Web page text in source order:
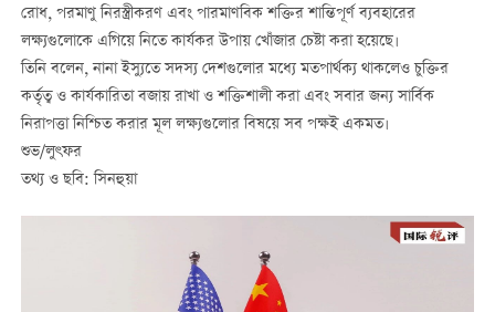
রোধ, পরমাণু নিরস্ত্রীকরণ এবং পারমাণবিক শক্তির শান্তিপূর্ণ ব্যবহারের
লক্ষ্যগুলোকে এগিয়ে নিতে কার্যকর উপায় খোঁজার চেষ্টা করা হয়েছে।
তিনি বলেন, নানা ইস্যুতে সদস্য দেশগুলোর মধ্যে মতপার্থক্য থাকলেও চুক্তির
কর্তৃত্ব ও কার্যকারিতা বজায় রাখা ও শক্তিশালী করা এবং সবার জন্য সার্বিক
নিরাপত্তা নিশ্চিত করার মূল লক্ষ্যগুলোর বিষয়ে সব পক্ষই একমত।
শুভ/লুৎফর
তথ্য ও ছবি: সিনহুয়া